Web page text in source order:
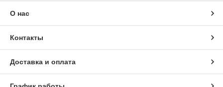
О нас
Контакты
Доставка и оплата